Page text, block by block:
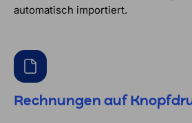
automatisch importiert.
Rechnungen auf